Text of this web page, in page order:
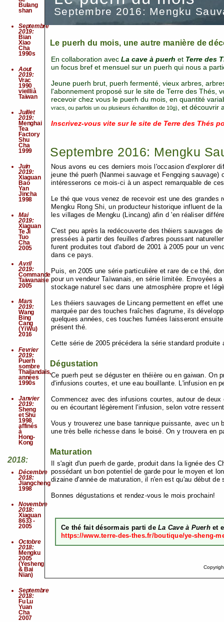
Bulang
shan
Septembre
2019:
Bian
Xiao
Cha
1990s
Aout
2019:
Vrac
1990
vieilli à
Taïwan
Juillet
2019:
Menghai
Tea
Factory
Shu
Cha
1999
Juin
2019:
Xiaguan
Bao
Yan
Jincha
1998
Mai
2019:
Xiaguan
Te Ji
Tuo
Cha
2005
Avril
2019:
Commande
Taïwanaise
2005
Mars
2019:
Wang
Bing
Cang
(Yi Wu)
2016
Fevrier
2019:
Puerh
sombre
Thailandais,
années
1990s
Janvier
2019:
Sheng
et Shu
1998
affinés
à
Hong-
Kong
2018:
Décembre
2018:
Jiangcheng
1998
Novembre
2018:
Xiaguan
8633 -
2005
Octobre
2018:
Mengku
2005
(Yesheng
& Bai
Nian)
Septembre
2018:
Fu Lu
Yuan
Cha
2007
Septembre 2016: Mengku
Le puerh du mois, une autre manière de
En collaboration avec La cave à puerh et Terre des
un focus bref et mensuel sur un puerh qui nous a
Jeune puerh brut, puerh fermenté, vieux arbres,
l'abonnement proposé sur le site de Terre des Thés,
recevoir chez vous le puerh du mois, en quantité
vracs, ou parfois un ou plusieurs échantillon de 10g), et découvrir
Inscrivez-vous vite sur le site de Terre des Thés
Septembre 2016: Mengku
Nous avons eu ces derniers mois l'occasion d'explorer
jeune thé puerh (Nanmei sauvage et Fengqing
intéresserons ce mois-ci à un aspect remarquable de
Le thé que vous venez de recevoir est une des
Mengku Rong Shi, un producteur historique influent de
les villages de Mengku (Lincang) afin d 'en réaliser
C'est peu après la redécouverte des théiers sauvages
pressées à partir des feuilles d'arbres poussant
furent produites tout d'abord de 2001 à 2005 pour un
dans ce pays.
Puis, en 2005 une série particulière et rare de ce thé,
pour un vendeur Taïwanais, en série limitée. Envoyées
stockage naturel sec dans une atmosphère propre et
Les théiers sauvages de Lincang permettent en effet
marquée par des touches fraîches d'agrume, ils
quelques années, ces touches fumées laisseront
présent thé.
Cette série de 2005 précédera la série standard
Dégustation
Ce puerh peut se déguster en théière ou en gaiwan. On
d'infusions courtes, et une eau bouillante. L'infusion en
Commencez avec des infusions courtes, autour de
ou en écourtant légèrement l'infusion, selon votre
Vous y trouverez une base tannique puissante, avec un
une très belle richesse dans le boisé. On y trouvera en
Maturation
Il s'agit d'un puerh de garde, produit dans la lignée des
possédant un bon potentiel de garde pour le moyen et
dizaine d'année de maturation, il n'en est qu'au début
Bonnes dégustations et rendez-vous le mois prochain!
Ce thé fait désormais parti deLa Cave à Puerhet
https://www.terre-des-thes.fr/boutique/ye-sheng-